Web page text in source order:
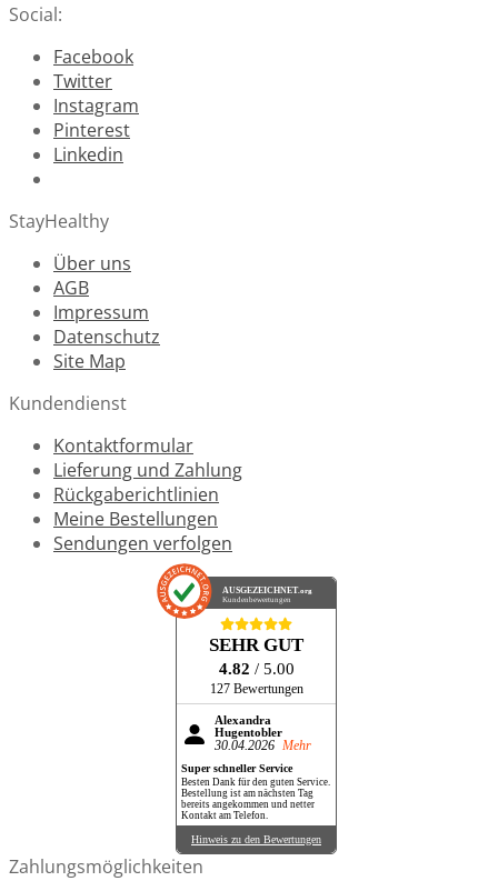
Social:
Facebook
Twitter
Instagram
Pinterest
Linkedin
StayHealthy
Über uns
AGB
Impressum
Datenschutz
Site Map
Kundendienst
Kontaktformular
Lieferung und Zahlung
Rückgaberichtlinien
Meine Bestellungen
Sendungen verfolgen
AUSGEZEICHNET.org
Kundenbewertungen
SEHR GUT
4.82 / 5.00
127 Bewertungen
Alexandra
Hugentobler
30.04.2026 Mehr
Super schneller Service
Besten Dank für den guten Service.
Bestellung ist am nächsten Tag
bereits angekommen und netter
Kontakt am Telefon.
Hinweis zu den Bewertungen
Zahlungsmöglichkeiten